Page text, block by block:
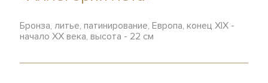
Бронза, литье, патинирование, Европа, конец XIX -
начало XX века, высота - 22 см